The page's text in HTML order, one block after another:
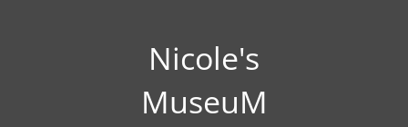
Nicole's
MuseuM